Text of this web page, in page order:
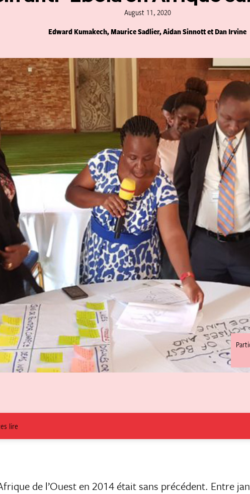
August 11, 2020
Edward Kumakech, Maurice Sadlier, Aidan Sinnott et Dan Irvine
lire
de l’Ouest en 2014 était sans précédent. Entre